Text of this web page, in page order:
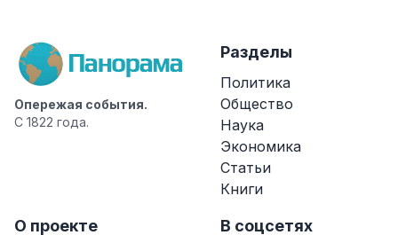
Опережая события.
С 1822 года.
Разделы
Политика
Общество
Наука
Экономика
Статьи
Книги
О проекте В соцсетях